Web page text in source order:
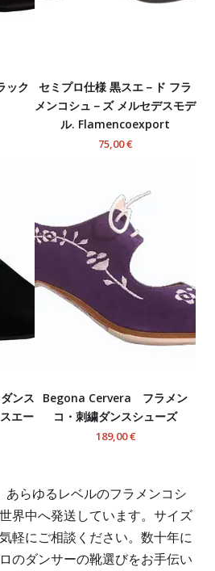
ック
セミプロ仕様 黒スエ－ド フラ
メンコシュ－ズ メルセデスモデ
ル. Flamencoexport
75,00 €
ンス
エー
Begona Cervera フラメン
コ・刺繍ダンスシューズ
189,00 €
らゆるレベルのフラメンコシ
界中へ発送しています。サイズ
軽にご相談ください。数十年に
のダンサーの靴選びをお手伝い